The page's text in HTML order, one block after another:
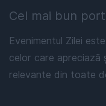
Cel mai bun
Evenimentul Zilei
celor care apreciază
relevante din toate